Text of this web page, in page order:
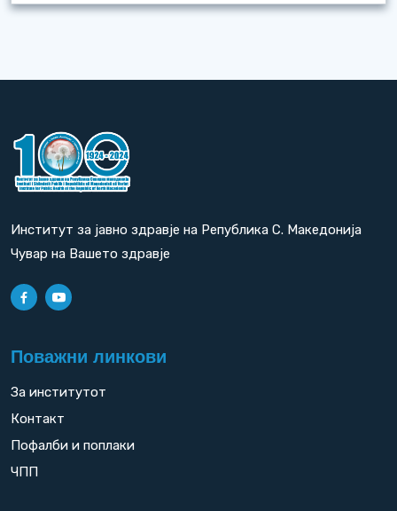
Институт за јавно здравје на Република С. Македонија
Чувар на Вашето здравје
Поважни линкови
За институтот
Контакт
Пофалби и поплаки
ЧПП